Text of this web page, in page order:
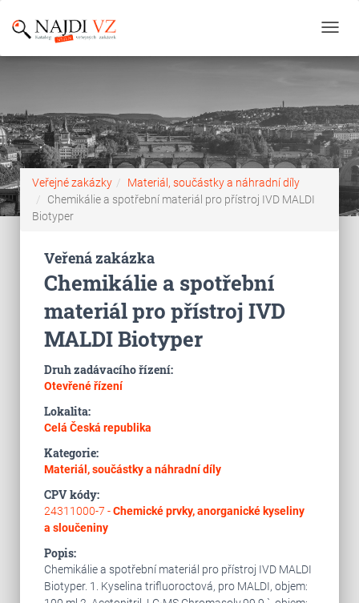
Veřejné zakázky
Materiál, součástky a náhradní díly
Chemikálie a spotřební materiál pro přístroj IVD MALDI
Biotyper
Veřená zakázka
Chemikálie a spotřební
materiál pro přístroj IVD
MALDI Biotyper
Druh zadávacího řízení:
Otevřené řízení
Lokalita:
Celá Česká republika
Kategorie:
Materiál, součástky a náhradní díly
CPV kódy:
24311000-7 -Chemické prvky, anorganické kyseliny
a sloučeniny
Popis:
Chemikálie a spotřební materiál pro přístroj IVD MALDI
Biotyper. 1. Kyselina trifluoroctová, pro MALDI, objem: